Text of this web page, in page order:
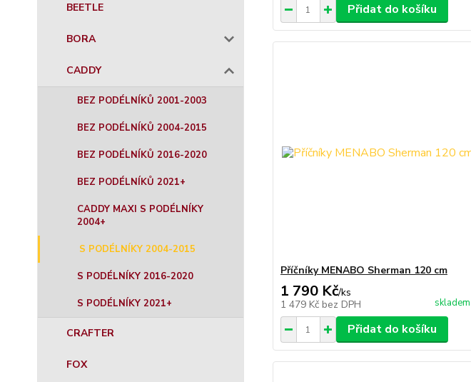
BEETLE
BORA
CADDY
BEZ PODÉLNÍKŮ 2001-2003
BEZ PODÉLNÍKŮ 2004-2015
BEZ PODÉLNÍKŮ 2016-2020
BEZ PODÉLNÍKŮ 2021+
CADDY MAXI S PODÉLNÍKY
2004+
S PODÉLNÍKY 2004-2015
S PODÉLNÍKY 2016-2020
S PODÉLNÍKY 2021+
CRAFTER
FOX
Přidat do košíku
Příčníky MENABO Sherman 120 cm
1 790 Kč/ks
1 479 Kč bez DPH skladem
Přidat do košíku